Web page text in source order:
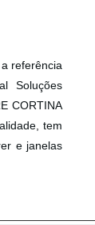
referência
Soluções
CORTINA
tem
e janelas